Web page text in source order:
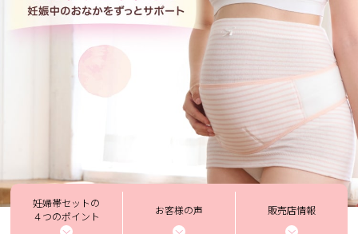
妊婦帯セットの
４つのポイント
お客様の声 販売店情報